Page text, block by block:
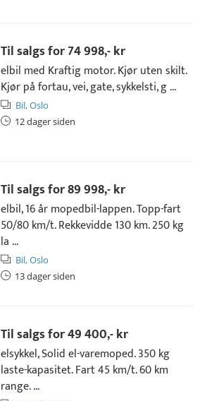
Til salgs for74 998,- kr
elbil med Kraftig motor. Kjør uten skilt.
Kjør på fortau, vei, gate, sykkelsti, g ...
Bil,Oslo
12 dager siden
Til salgs for89 998,- kr
elbil, 16 år mopedbil-lappen. Topp-fart
50/80 km/t. Rekkevidde 130 km. 250 kg
la ...
Bil,Oslo
13 dager siden
Til salgs for49 400,- kr
elsykkel, Solid el-varemoped. 350 kg
laste-kapasitet. Fart 45 km/t. 60 km
range. ...